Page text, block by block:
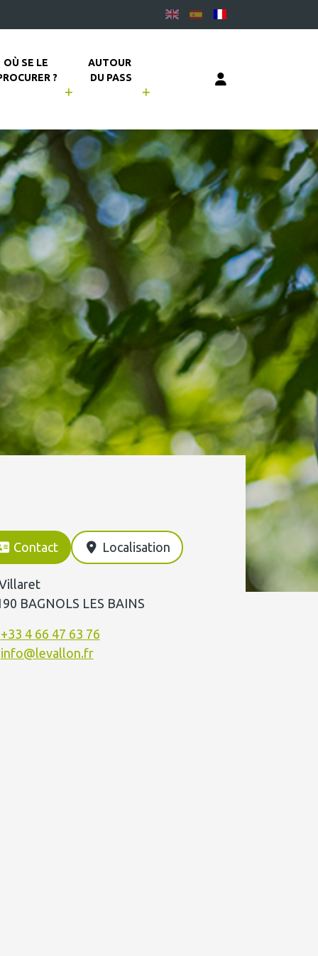
OÙ SE LE
?
AUTOUR
DU PASS
Contact Localisation
BAGNOLS LES BAINS
+33 4 66 47 63 76
info@levallon.fr